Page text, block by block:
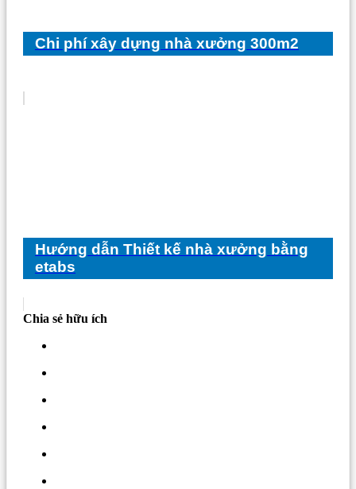
Chi phí xây dựng nhà xưởng 300m2
Hướng dẫn Thiết kế nhà xưởng bằng
etabs
Chia sẻ hữu ích